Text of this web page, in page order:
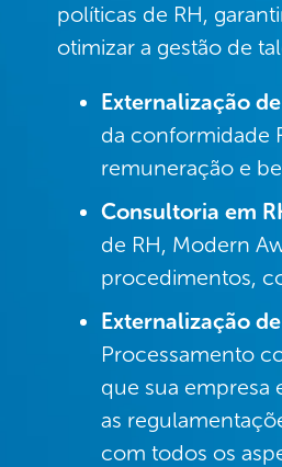
políticas de RH,
otimizar a gestão de
Externalização
da conformidade
remuneração e
Consultoria em
de RH, Modern
procedimentos,
Externalização
Processamento
que sua empresa
as
com todos os